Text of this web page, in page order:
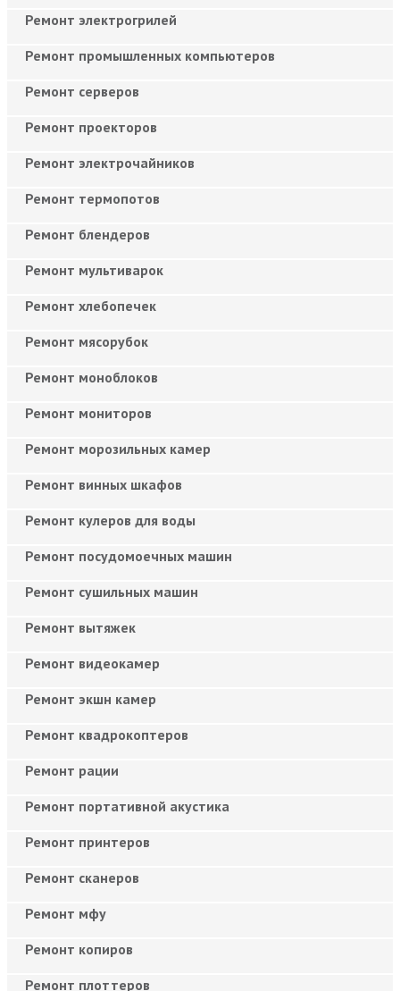
Ремонт электрогрилей
Ремонт промышленных компьютеров
Ремонт серверов
Ремонт проекторов
Ремонт электрочайников
Ремонт термопотов
Ремонт блендеров
Ремонт мультиварок
Ремонт хлебопечек
Ремонт мясорубок
Ремонт моноблоков
Ремонт мониторов
Ремонт морозильных камер
Ремонт винных шкафов
Ремонт кулеров для воды
Ремонт посудомоечных машин
Ремонт сушильных машин
Ремонт вытяжек
Ремонт видеокамер
Ремонт экшн камер
Ремонт квадрокоптеров
Ремонт рации
Ремонт портативной акустика
Ремонт принтеров
Ремонт сканеров
Ремонт мфу
Ремонт копиров
Ремонт плоттеров